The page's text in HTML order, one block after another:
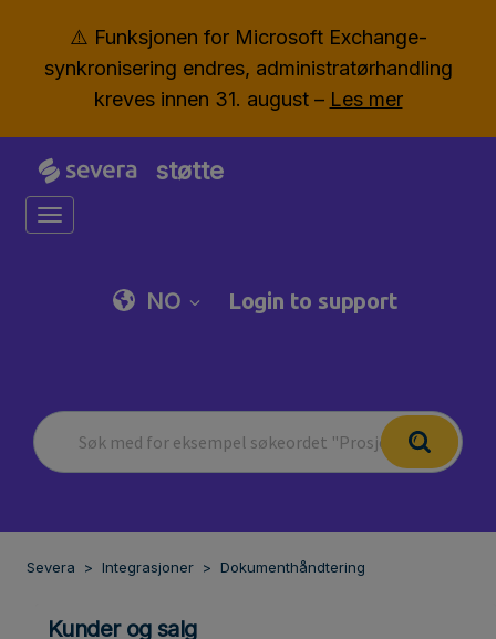
⚠️ Funksjonen for Microsoft Exchange-
synkronisering endres, administratørhandling
kreves innen 31. august – Les mer
støtte
Toggle navigation
NO Login to support
Severa Integrasjoner Dokumenthåndtering
Kunder og salg